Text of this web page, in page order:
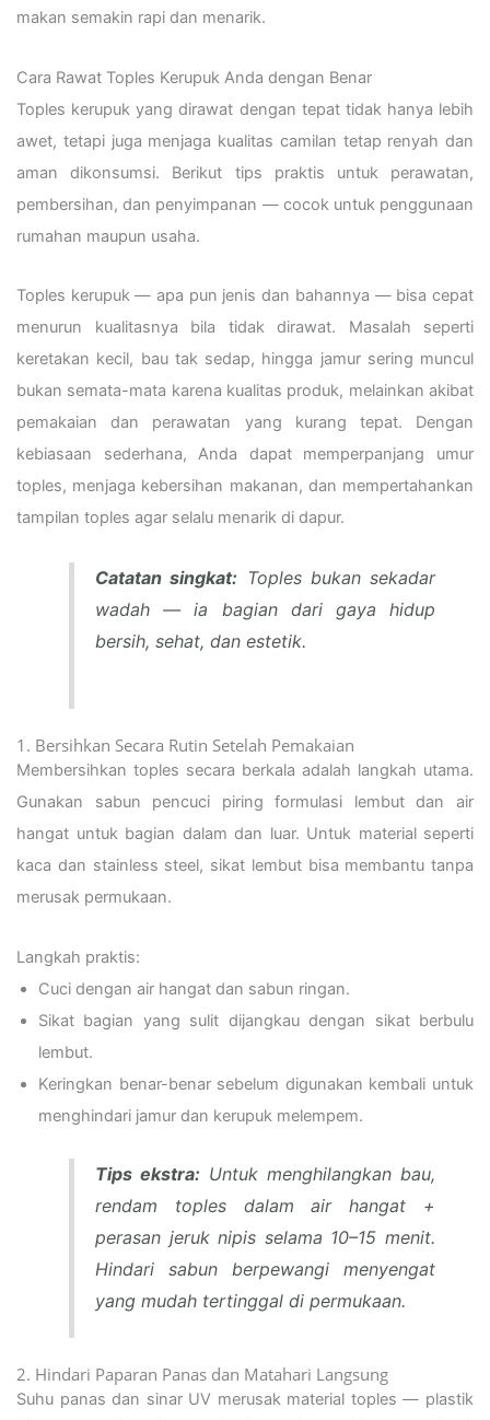
makan semakin rapi dan menarik.
Cara Rawat Toples Kerupuk Anda dengan Benar
Toples kerupuk yang dirawat dengan tepat tidak hanya lebih
awet, tetapi juga menjaga kualitas camilan tetap renyah dan
aman dikonsumsi. Berikut tips praktis untuk perawatan,
pembersihan, dan penyimpanan — cocok untuk penggunaan
rumahan maupun usaha.
Toples kerupuk — apa pun jenis dan bahannya — bisa cepat
menurun kualitasnya bila tidak dirawat. Masalah seperti
keretakan kecil, bau tak sedap, hingga jamur sering muncul
bukan semata-mata karena kualitas produk, melainkan akibat
pemakaian dan perawatan yang kurang tepat. Dengan
kebiasaan sederhana, Anda dapat memperpanjang umur
toples, menjaga kebersihan makanan, dan mempertahankan
tampilan toples agar selalu menarik di dapur.
Catatan singkat: Toples bukan sekadar
wadah — ia bagian dari gaya hidup
bersih, sehat, dan estetik.
1. Bersihkan Secara Rutin Setelah Pemakaian
Membersihkan toples secara berkala adalah langkah utama.
Gunakan sabun pencuci piring formulasi lembut dan air
hangat untuk bagian dalam dan luar. Untuk material seperti
kaca dan stainless steel, sikat lembut bisa membantu tanpa
merusak permukaan.
Langkah praktis:
Cuci dengan air hangat dan sabun ringan.
Sikat bagian yang sulit dijangkau dengan sikat berbulu
lembut.
Keringkan benar-benar sebelum digunakan kembali untuk
menghindari jamur dan kerupuk melempem.
Tips ekstra: Untuk menghilangkan bau,
rendam toples dalam air hangat +
perasan jeruk nipis selama 10–15 menit.
Hindari sabun berpewangi menyengat
yang mudah tertinggal di permukaan.
2. Hindari Paparan Panas dan Matahari Langsung
Suhu panas dan sinar UV merusak material toples — plastik